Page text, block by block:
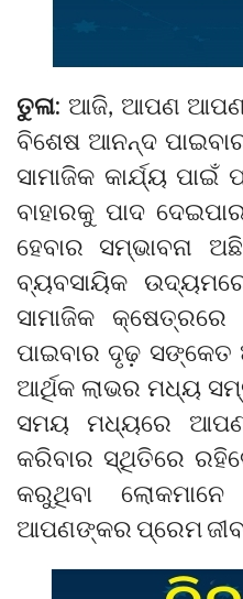
ତୁଳା: ଆଜି, ଆପଣ
ବିଶେଷ ଆନନ୍ଦ
ସାମାଜିକ କାର୍ଯ୍ୟ
ବାହାରକୁ ପାଦ
ହେବାର
ବ୍ୟବସାୟିକ
ସାମାଜିକ କ୍ଷେତ୍ରରେ
ପାଇବାର ଦୃଢ଼
ଆର୍ଥିକ ଲାଭର ମଧ୍ୟ
ସମୟ ମଧ୍ୟରେ
କରିବାର ସ୍ଥିତିରେ
କରୁଥିବା
ଆପଣଙ୍କର ପ୍ରେମ